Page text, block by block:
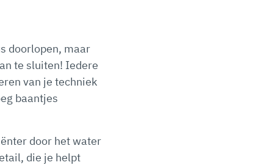
doorlopen, maar
te sluiten! Iedere
van je techniek
baantjes
door het water
die je helpt